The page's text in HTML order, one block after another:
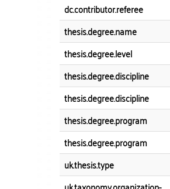
dc.contributor.referee
thesis.degree.name
thesis.degree.level
thesis.degree.discipline
thesis.degree.discipline
thesis.degree.program
thesis.degree.program
uk.thesis.type